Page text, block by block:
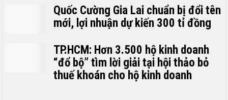
Quốc Cường Gia Lai chuẩn bị đổi tên
mới, lợi nhuận dự kiến 300 tỉ đồng
TP.HCM: Hơn 3.500 hộ kinh doanh
“đổ bộ” tìm lời giải tại hội thảo bỏ
thuế khoán cho hộ kinh doanh